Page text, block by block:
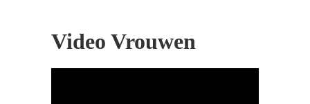
Video Vrouwen